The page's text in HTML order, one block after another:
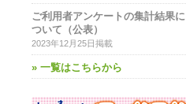
ご利用者アンケートの集計結果に
ついて（公表）
2023年12月25日掲載
» 一覧はこちらから